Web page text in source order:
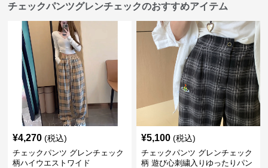
チェックパンツグレンチェックのおすすめアイテム
¥4,270 (税込)
チェックパンツ グレンチェック
柄ハイウエストワイド
¥5,100 (税込)
チェックパンツ グレンチェック
柄 遊び心刺繍入りゆったりパン